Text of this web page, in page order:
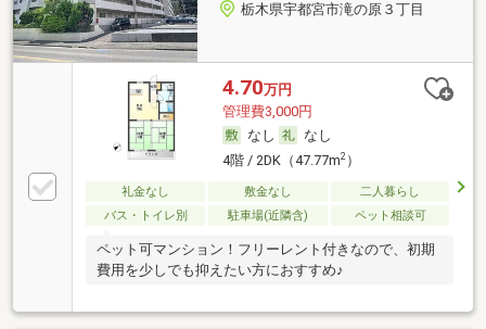
栃木県宇都宮市滝の原３丁目
4.70万円
管理費3,000円
なし
なし
4階 / 2DK（47.77m2）
礼金なし 敷金なし
二人暮らし
バス・トイレ別
駐車場(近隣含) ペット相談可
ペット可マンション！フリーレント付きなので、初期
費用を少しでも抑えたい方におすすめ♪